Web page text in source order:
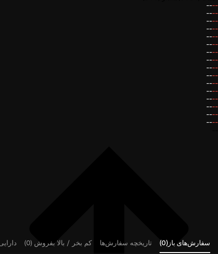
--
--
--
--
--
--
--
--
--
--
--
--
--
--
--
--
--
--
--
--
--
--
--
--
--
--
--
--
--
--
--
--
سفارش‌های باز(0) تاریخچه سفارش‌ها کم بخر / بالا بفروش (0)